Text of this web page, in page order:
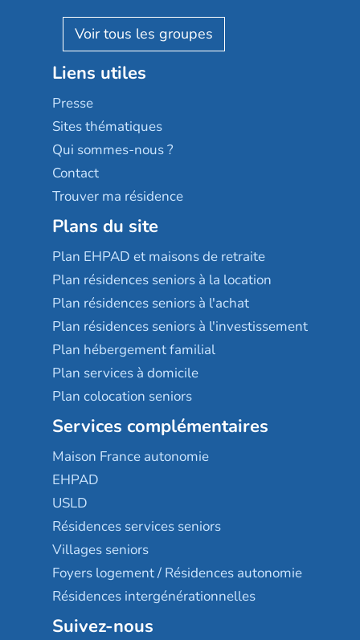
Reseda
Stella management
Les villages d'or
Sérénys
Résidences services Villa Médicis
Résidalya
Groupe aplus
AGE D'OR Services
Liens utiles
Presse
Sites thématiques
Qui sommes-nous ?
Contact
Trouver ma résidence
Plans du site
Plan EHPAD et maisons de retraite
Plan résidences seniors à la location
Plan résidences seniors à l'achat
Plan résidences seniors à l'investissement
Plan hébergement familial
Plan services à domicile
Plan colocation seniors
Services complémentaires
Maison France autonomie
EHPAD
USLD
Résidences services seniors
Villages seniors
Foyers logement / Résidences autonomie
Résidences intergénérationnelles
Suivez-nous